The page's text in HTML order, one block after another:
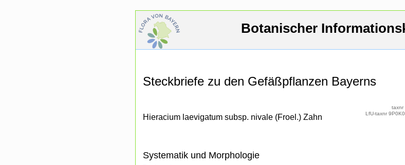
Botanischer
Steckbriefe zu den Gefäßpflanzen Bayerns
Hieracium laevigatum subsp. nivale (Froel.) Zahn
taxnr
LfU-taxnr
Systematik und Morphologie